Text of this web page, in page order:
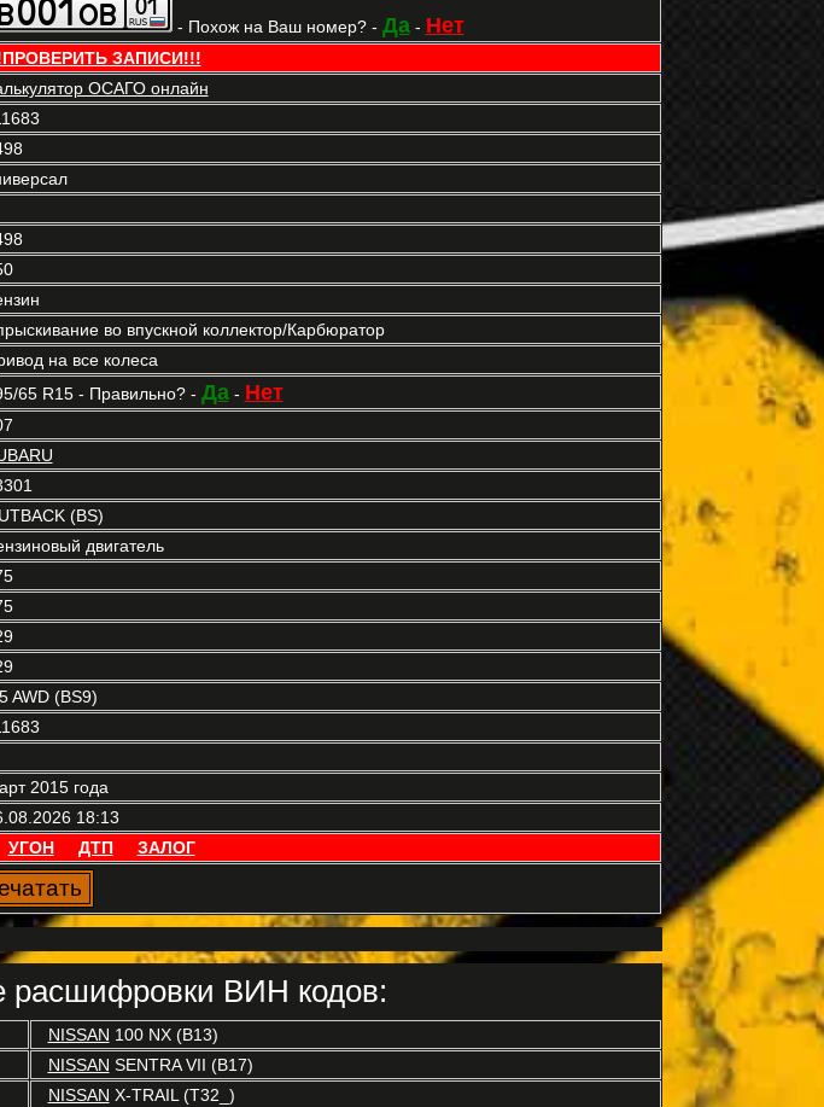
- Похож на Ваш номер? - Да- Нет
ЗАПИСИ!!!
ОСАГО онлайн
во впускной коллектор/Карбюратор
на все колеса
65 R15 - Правильно? - Да- Нет
(BS)
двигатель
AWD (BS9)
2015 года
18:13
УГОН ДТП ЗАЛОГ
расшифровки ВИН кодов:
NISSAN 100 NX (B13)
NISSAN SENTRA VII (B17)
NISSAN X-TRAIL (T32_)